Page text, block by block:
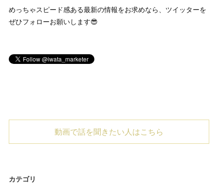
めっちゃスピード感ある最新の情報をお求めなら、ツイッターを
ぜひフォローお願いします😎
動画で話を聞きたい人はこちら
カテゴリ